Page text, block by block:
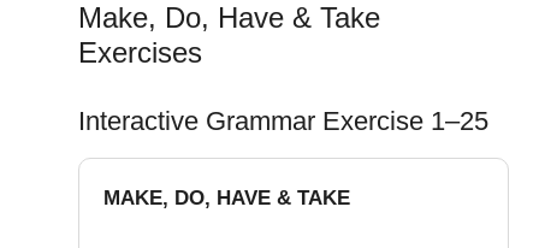
Make, Do, Have & Take
Exercises
Interactive Grammar Exercise 1–25
MAKE, DO, HAVE & TAKE